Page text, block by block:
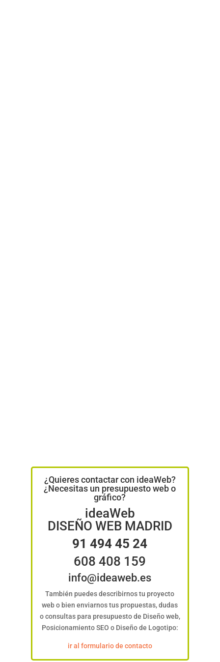
¿Quieres contactar con ideaWeb?
¿Necesitas un presupuesto web o
gráfico?
ideaWeb
DISEÑO WEB MADRID
91 494 45 24
608 408 159
info@ideaweb.es
También puedes describirnos tu proyecto
web o bien enviarnos tus propuestas, dudas
o consultas para presupuesto de Diseño web,
Posicionamiento SEO o Diseño de Logotipo:
ir al formulario de contacto